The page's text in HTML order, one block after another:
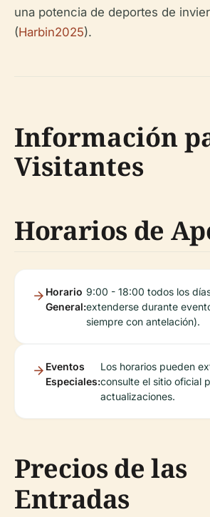
una potencia de deportes de
(Harbin2025).
Información
Visitantes
Horarios de
Horario
General:
9:00 - 18:00 todos los
extenderse durante
siempre con antelación).
Eventos
Especiales:
Los horarios pueden
consulte el sitio oficial
actualizaciones.
Precios de las
Entradas